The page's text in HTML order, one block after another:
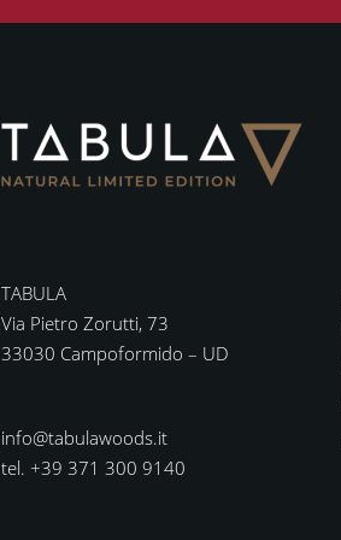
TABULA
Via Pietro Zorutti, 73
33030 Campoformido – UD
info@tabulawoods.it
tel. +39 371 300 9140